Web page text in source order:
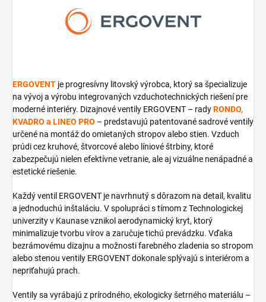
ERGOVENT je progresívny litovský výrobca, ktorý sa špecializuje
na vývoj a výrobu integrovaných vzduchotechnických riešení pre
moderné interiéry. Dizajnové ventily ERGOVENT – radyRONDO,
KVADRO a LINEO PRO – predstavujú patentované sadrové ventily
určené na montáž do omietaných stropov alebo stien. Vzduch
prúdi cez kruhové, štvorcové alebo líniové štrbiny, ktoré
zabezpečujú nielen efektívne vetranie, ale aj vizuálne nenápadné a
estetické riešenie.
Každý ventil ERGOVENT je navrhnutý s dôrazom na detail, kvalitu
a jednoduchú inštaláciu. V spolupráci s tímom z Technologickej
univerzity v Kaunase vznikol aerodynamický kryt, ktorý
minimalizuje tvorbu vírov a zaručuje tichú prevádzku. Vďaka
bezrámovému dizajnu a možnosti farebného zladenia so stropom
alebo stenou ventily ERGOVENT dokonale splývajú s interiérom a
nepriťahujú prach.
Ventily sa vyrábajú z prírodného, ekologicky šetrného materiálu –